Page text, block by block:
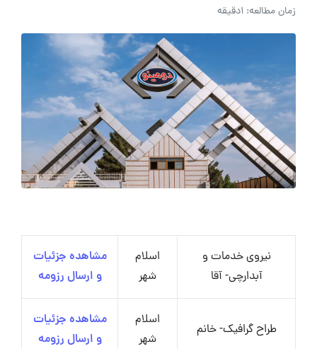
زمان مطالعه: 1دقیقه
نیروی خدمات و
آبدارچی- آقا
اسلام
شهر
مشاهده جزئیات
و ارسال رزومه
طراح گرافیک- خانم
اسلام
شهر
مشاهده جزئیات
و ارسال رزومه